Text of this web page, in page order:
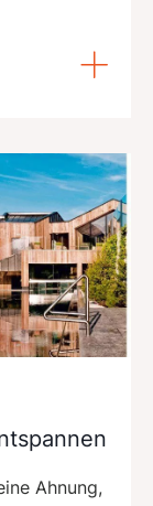
Ahnung,